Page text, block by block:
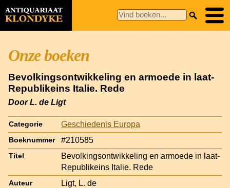
Onze boeken
Bevolkingsontwikkeling en armoede in laat-
Republikeins Italie. Rede
Door L. de Ligt
Categorie Geschiedenis Europa
Boeknummer #210585
Titel
Bevolkingsontwikkeling en armoede in laat-
Republikeins Italie. Rede
Auteur Ligt, L. de